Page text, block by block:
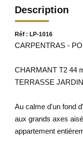
Description
Réf : LP-1016
CARPENTRAS -
CHARMANT T2 44
TERRASSE
Au calme d'un fond
aux grands axes
appartement